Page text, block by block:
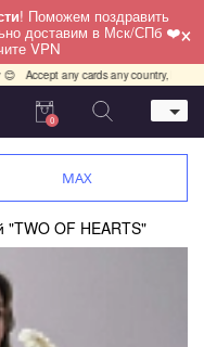
! Поможем поздравить
доставим в Мск/СПб ❤️
VPN ×
any cards any country, PayPal,
0
MAX
"TWO OF HEARTS"